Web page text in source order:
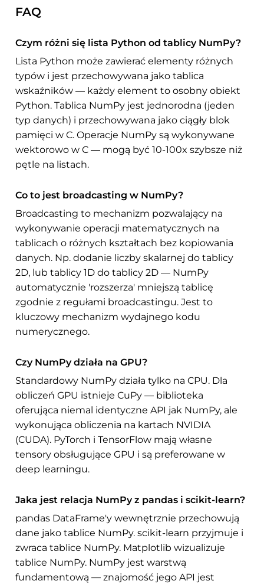
FAQ
Czym różni się lista Python od tablicy NumPy?
Lista Python może zawierać elementy różnych
typów i jest przechowywana jako tablica
wskaźników — każdy element to osobny obiekt
Python. Tablica NumPy jest jednorodna (jeden
typ danych) i przechowywana jako ciągły blok
pamięci w C. Operacje NumPy są wykonywane
wektorowo w C — mogą być 10-100x szybsze niż
pętle na listach.
Co to jest broadcasting w NumPy?
Broadcasting to mechanizm pozwalający na
wykonywanie operacji matematycznych na
tablicach o różnych kształtach bez kopiowania
danych. Np. dodanie liczby skalarnej do tablicy
2D, lub tablicy 1D do tablicy 2D — NumPy
automatycznie 'rozszerza' mniejszą tablicę
zgodnie z regułami broadcastingu. Jest to
kluczowy mechanizm wydajnego kodu
numerycznego.
Czy NumPy działa na GPU?
Standardowy NumPy działa tylko na CPU. Dla
obliczeń GPU istnieje CuPy — biblioteka
oferująca niemal identyczne API jak NumPy, ale
wykonująca obliczenia na kartach NVIDIA
(CUDA). PyTorch i TensorFlow mają własne
tensory obsługujące GPU i są preferowane w
deep learningu.
Jaka jest relacja NumPy z pandas i scikit-learn?
pandas DataFrame'y wewnętrznie przechowują
dane jako tablice NumPy. scikit-learn przyjmuje i
zwraca tablice NumPy. Matplotlib wizualizuje
tablice NumPy. NumPy jest warstwą
fundamentową — znajomość jego API jest